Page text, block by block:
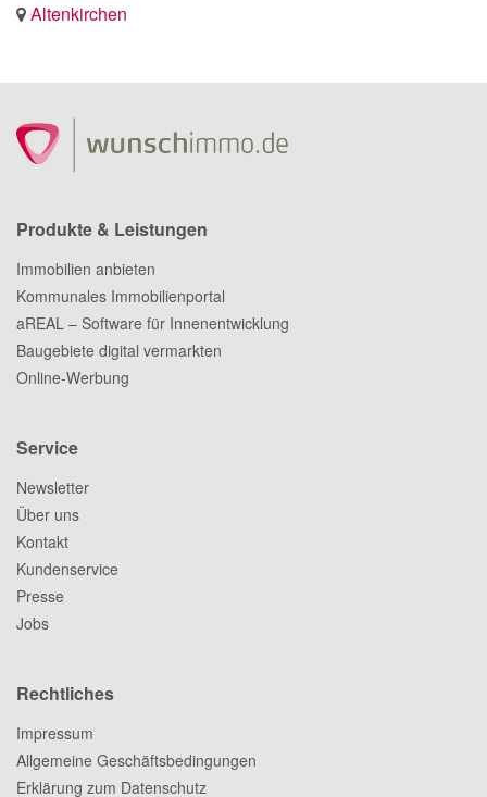
Altenkirchen
Produkte & Leistungen
Immobilien anbieten
Kommunales Immobilienportal
aREAL – Software für Innenentwicklung
Baugebiete digital vermarkten
Online-Werbung
Service
Newsletter
Über uns
Kontakt
Kundenservice
Presse
Jobs
Rechtliches
Impressum
Allgemeine Geschäftsbedingungen
Erklärung zum Datenschutz